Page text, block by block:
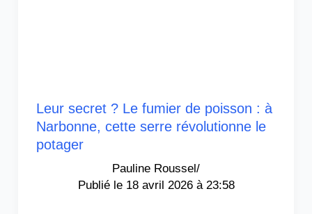
Leur secret ? Le fumier de poisson : à
Narbonne, cette serre révolutionne le
potager
Pauline Roussel/
18 avril 2026 à 23:58